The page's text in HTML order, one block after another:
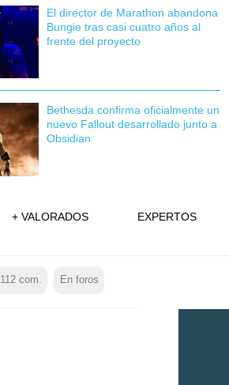
El director de Marathon abandona
Bungie tras casi cuatro años al
frente del proyecto
Bethesda confirma oficialmente un
nuevo Fallout desarrollado junto a
Obsidian
+ VALORADOS
EXPERTOS
112com. En foros